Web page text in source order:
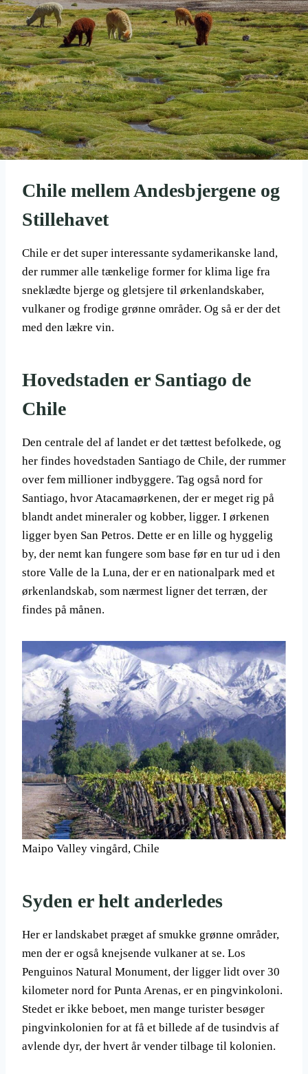
Chile mellem Andesbjergene og
Stillehavet
Chile er det super interessante sydamerikanske land,
der rummer alle tænkelige former for klima lige fra
sneklædte bjerge og gletsjere til ørkenlandskaber,
vulkaner og frodige grønne områder. Og så er der det
med den lækre vin.
Hovedstaden er Santiago de
Chile
Den centrale del af landet er det tættest befolkede, og
her findes hovedstaden Santiago de Chile, der rummer
over fem millioner indbyggere. Tag også nord for
Santiago, hvor Atacamaørkenen, der er meget rig på
blandt andet mineraler og kobber, ligger. I ørkenen
ligger byen San Petros. Dette er en lille og hyggelig
by, der nemt kan fungere som base før en tur ud i den
store Valle de la Luna, der er en nationalpark med et
ørkenlandskab, som nærmest ligner det terræn, der
findes på månen.
Maipo Valley vingård, Chile
Syden er helt anderledes
Her er landskabet præget af smukke grønne områder,
men der er også knejsende vulkaner at se. Los
Penguinos Natural Monument, der ligger lidt over 30
kilometer nord for Punta Arenas, er en pingvinkoloni.
Stedet er ikke beboet, men mange turister besøger
pingvinkolonien for at få et billede af de tusindvis af
avlende dyr, der hvert år vender tilbage til kolonien.